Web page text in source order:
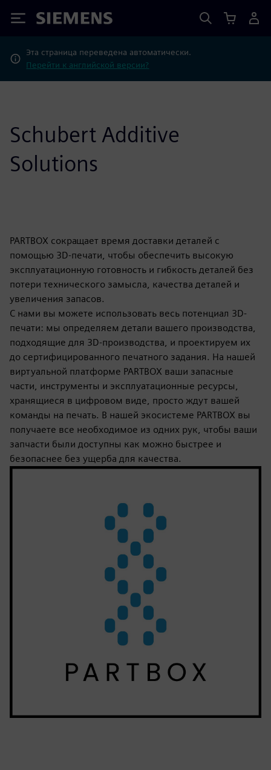
Siemens
Эта страница переведена автоматически.
Перейти к английской версии?
Schubert Additive
Solutions
PARTBOX сокращает время доставки деталей с
помощью 3D-печати, чтобы обеспечить высокую
эксплуатационную готовность и гибкость деталей без
потери технического замысла, качества деталей и
увеличения запасов.
С нами вы можете использовать весь потенциал 3D-
печати: мы определяем детали вашего производства,
подходящие для 3D-производства, и проектируем их
до сертифицированного печатного задания. На нашей
виртуальной платформе PARTBOX ваши запасные
части, инструменты и эксплуатационные ресурсы,
хранящиеся в цифровом виде, просто ждут вашей
команды на печать. В нашей экосистеме PARTBOX вы
получаете все необходимое из одних рук, чтобы ваши
запчасти были доступны как можно быстрее и
безопаснее без ущерба для качества.